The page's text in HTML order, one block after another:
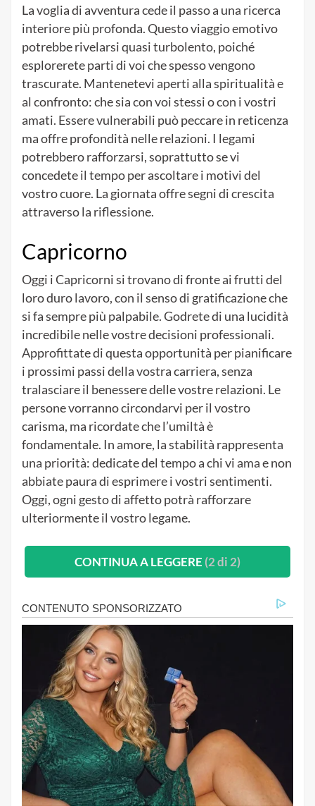
La voglia di avventura cede il passo a una ricerca
interiore più profonda. Questo viaggio emotivo
potrebbe rivelarsi quasi turbolento, poiché
esplorerete parti di voi che spesso vengono
trascurate. Mantenetevi aperti alla spiritualità e
al confronto: che sia con voi stessi o con i vostri
amati. Essere vulnerabili può peccare in reticenza
ma offre profondità nelle relazioni. I legami
potrebbero rafforzarsi, soprattutto se vi
concedete il tempo per ascoltare i motivi del
vostro cuore. La giornata offre segni di crescita
attraverso la riflessione.
Capricorno
Oggi i Capricorni si trovano di fronte ai frutti del
loro duro lavoro, con il senso di gratificazione che
si fa sempre più palpabile. Godrete di una lucidità
incredibile nelle vostre decisioni professionali.
Approfittate di questa opportunità per pianificare
i prossimi passi della vostra carriera, senza
tralasciare il benessere delle vostre relazioni. Le
persone vorranno circondarvi per il vostro
carisma, ma ricordate che l’umiltà è
fondamentale. In amore, la stabilità rappresenta
una priorità: dedicate del tempo a chi vi ama e non
abbiate paura di esprimere i vostri sentimenti.
Oggi, ogni gesto di affetto potrà rafforzare
ulteriormente il vostro legame.
CONTINUA A LEGGERE (2 di 2)